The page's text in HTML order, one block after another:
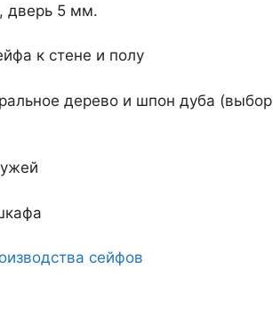
дверь 5 мм.
к стене и полу
дерево и шпон дуба (выбор
сейфов